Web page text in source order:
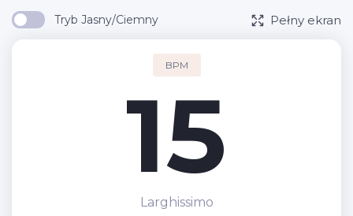
Tryb Jasny/Ciemny Pełny ekran
BPM
15
Larghissimo